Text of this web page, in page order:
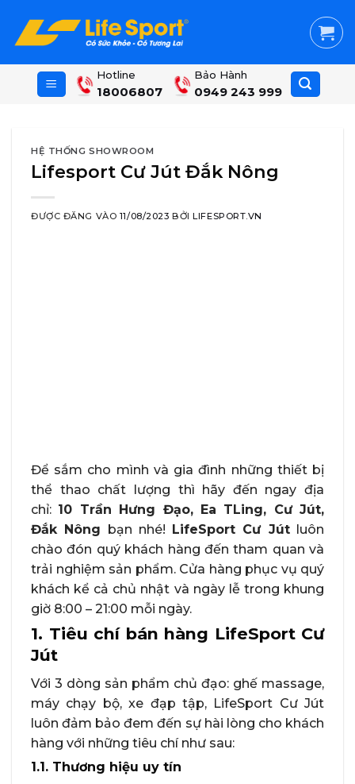
content
Hotline
18006807
Bảo Hành
0949 243 999
HỆ THỐNG SHOWROOM
Lifesport Cư Jút Đắk Nông
ĐƯỢC ĐĂNG VÀO 11/08/2023 BỞILIFESPORT.VN
Để sắm cho mình và gia đình những thiết bị
thể thao chất lượng thì hãy đến ngay địa
chỉ: 10 Trần Hưng Đạo, Ea TLing, Cư Jút,
Đắk Nông bạn nhé! LifeSport Cư Jútluôn
chào đón quý khách hàng đến tham quan và
trải nghiệm sản phẩm. Cửa hàng phục vụ quý
khách kể cả chủ nhật và ngày lễ trong khung
giờ 8:00 – 21:00 mỗi ngày.
1. Tiêu chí bán hàng LifeSport Cư
Jút
Với 3 dòng sản phẩm chủ đạo: ghế massage,
máy chạy bộ, xe đạp tập, LifeSport Cư Jút
luôn đảm bảo đem đến sự hài lòng cho khách
hàng với những tiêu chí như sau:
1.1. Thương hiệu uy tín